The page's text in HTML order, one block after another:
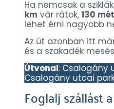
Ha nemcsak a
km vár rátok, 130
lehet érni nagyobb
Az út azonban itt
és a szakadék
Útvonal: Csalogány
Csalogány utcai
Foglalj szállást